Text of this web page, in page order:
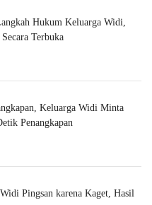
Hukum Keluarga Widi,
Terbuka
Keluarga Widi Minta
Penangkapan
Pingsan karena Kaget, Hasil